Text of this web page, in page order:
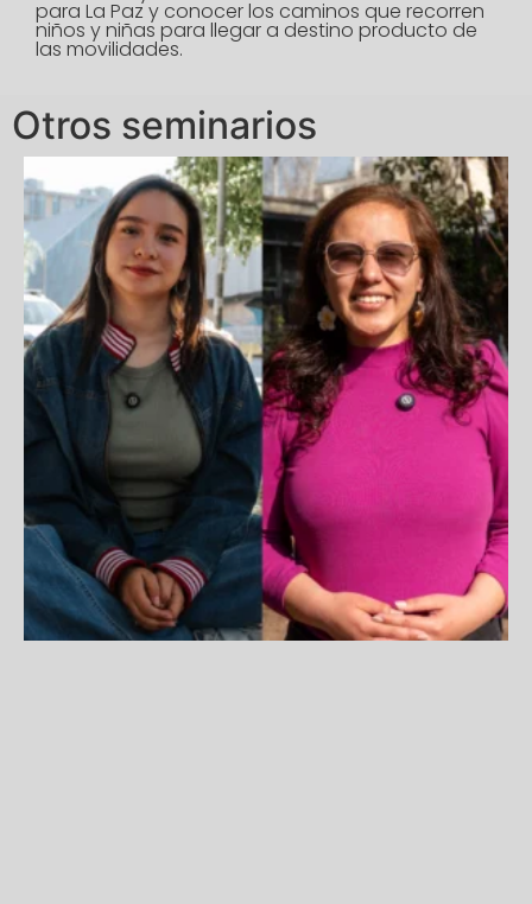
para La Paz y conocer los caminos que recorren
niños y niñas para llegar a destino producto de
las movilidades.
Otros seminarios